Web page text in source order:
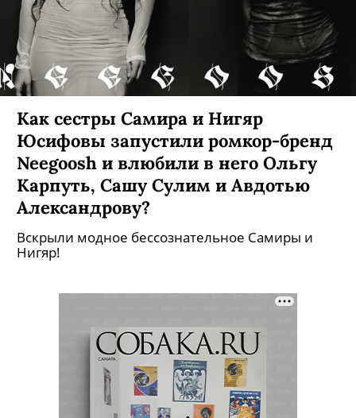
Как сестры Самира и Нигяр
Юсифовы запустили ромкор-бренд
Neegoosh и влюбили в него Ольгу
Карпуть, Сашу Сулим и Авдотью
Александрову?
Вскрыли модное бессознательное Самиры и
Нигяр!